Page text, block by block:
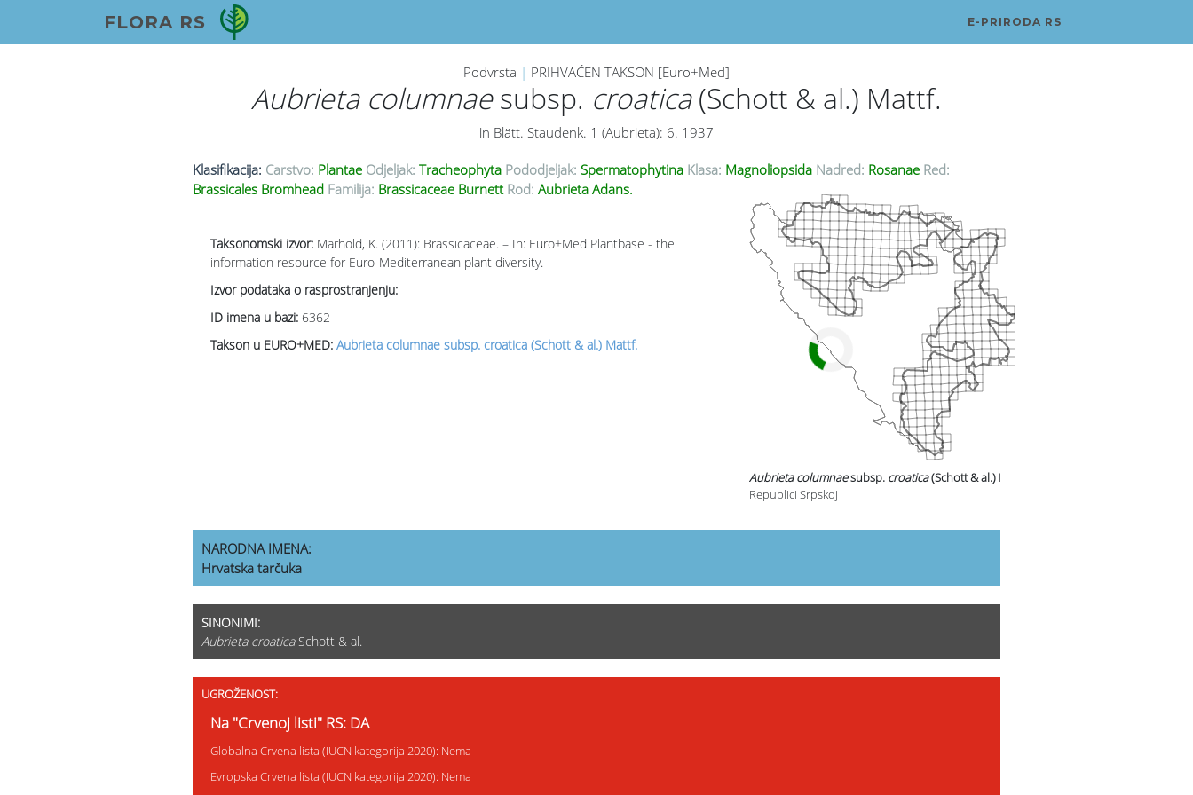
FLORA RS E-PRIRODA RS
Podvrsta | PRIHVAĆEN TAKSON [Euro+Med]
Aubrieta columnaesubsp. croatica(Schott & al.) Mattf.
in Blätt. Staudenk. 1 (Aubrieta): 6. 1937
Klasifikacija: Carstvo: Plantae Odjeljak: Tracheophyta Pododjeljak: Spermatophytina Klasa: Magnoliopsida Nadred: Rosanae Red:
Brassicales Bromhead Familija: Brassicaceae Burnett Rod: Aubrieta Adans.
Taksonomski izvor: Marhold, K. (2011): Brassicaceae. – In: Euro+Med Plantbase - the
information resource for Euro-Mediterranean plant diversity.
Izvor podataka o rasprostranjenju:
ID imena u bazi: 6362
Takson u EURO+MED: Aubrieta columnae subsp. croatica (Schott & al.) Mattf.
Aubrieta columnaesubsp. croatica(Schott & al.) Mattf.
Republici Srpskoj
NARODNA IMENA:
Hrvatska tarčuka
SINONIMI:
Aubrieta croaticaSchott & al.
UGROŽENOST:
Na "Crvenoj listi" RS: DA
Globalna Crvena lista (IUCN kategorija 2020): Nema
Evropska Crvena lista (IUCN kategorija 2020): Nema